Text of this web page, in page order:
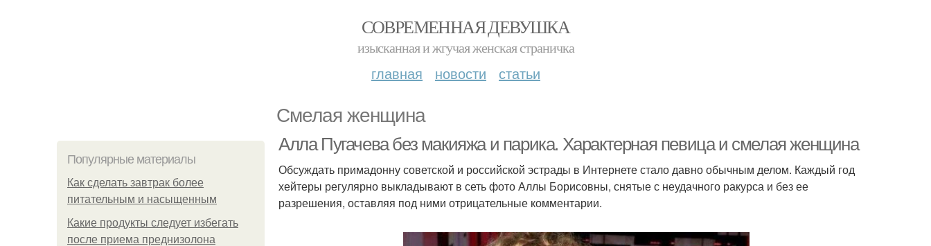
СОВРЕМЕННАЯ ДЕВУШКА
изысканная и жгучая женская страничка
главная новости статьи
Смелая женщина
Популярные материалы
Как сделать завтрак более
питательным и насыщенным
Какие продукты следует избегать
после приема преднизолона
Алла Пугачева без макияжа и парика. Характерная певица и смелая женщина
Обсуждать примадонну советской и российской эстрады в Интернете стало давно обычным делом. Каждый год
хейтеры регулярно выкладывают в сеть фото Аллы Борисовны, снятые с неудачного ракурса и без ее
разрешения, оставляя под ними отрицательные комментарии.